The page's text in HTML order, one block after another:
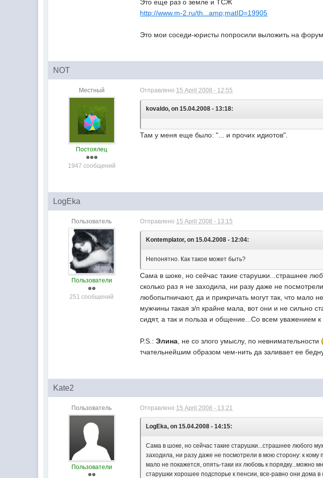
Это еще раз о земле и ТСЖ
http://www.m-2.ru/th...amp;matID=19905
Это мои соседи-юристы попросили выложить на
NOT
Местный
Постоялец
1947 сообщений
Отправлено 15 April 2008 - 12:55
kovaldo, on 15.04.2008 - 13:18:
Там у меня еще было: "... и прочих идиотов".
LogEka
Пользователь
Пользователи
251 сообщений
Отправлено 15 April 2008 - 13:15
Kontemplator, on 15.04.2008 - 12:04:
Непонятно. Как такое может быть?
Сама в шоке, но сейчас такие старушки...страшнее
сколько раз я не заходила, ни разу даже не
любопытничают, да и прикричать могут так, что мало
мужчины такая з/п крайне мала, вот они и не сильно
сидят, а так и польза и общение...Со всем уважением
P.S.:Элина , не со злого умыслу, по невнимательности
тчательнейшим образом чем-нить да заливает ее
Kate2
Пользователь
Пользователи
Отправлено 15 April 2008 - 13:21
LogEka, on 15.04.2008 - 14:15:
Сама в шоке, но сейчас такие старушки...страшнее любого
заходила, ни разу даже не посмотрели в мою сторону: к
мало не покажется, опять-таки их любовь к порядку...можно
старушки хорошее подспорье к пенсии, все-равно они дома